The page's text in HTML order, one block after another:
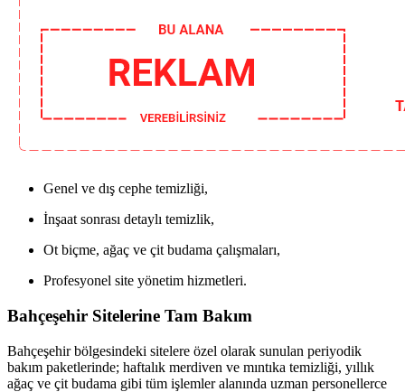
Genel ve dış cephe temizliği,
İnşaat sonrası detaylı temizlik,
Ot biçme, ağaç ve çit budama çalışmaları,
Profesyonel site yönetim hizmetleri.
Bahçeşehir Sitelerine Tam Bakım
Bahçeşehir bölgesindeki sitelere özel olarak sunulan periyodik
bakım paketlerinde; haftalık merdiven ve mıntıka temizliği, yıllık
ağaç ve çit budama gibi tüm işlemler alanında uzman personellerce